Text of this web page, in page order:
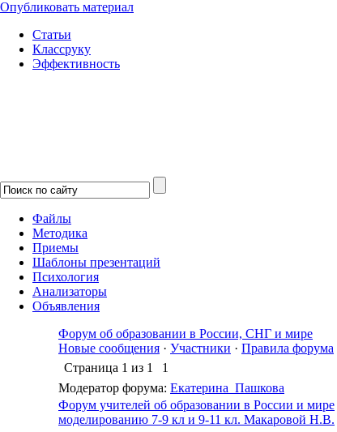
Опубликовать материал
Статьи
Классруку
Эффективность
Файлы
Методика
Приемы
Шаблоны презентаций
Психология
Анализаторы
Объявления
Форум об образовании в России, СНГ и мире
Новые сообщения · Участники · Правила форума
Страница 1 из 1
1
Модератор форума: Екатерина_Пашкова
Форум учителей об образовании в России и мире
моделированию 7-9 кл и 9-11 кл. Макаровой Н.В.